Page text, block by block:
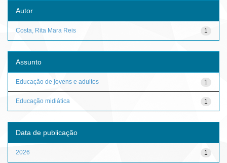
Autor
1
Costa, Rita Mara Reis
Assunto
1
Educação de jovens e adultos
1
Educação midiática
Data de publicação
1
2026